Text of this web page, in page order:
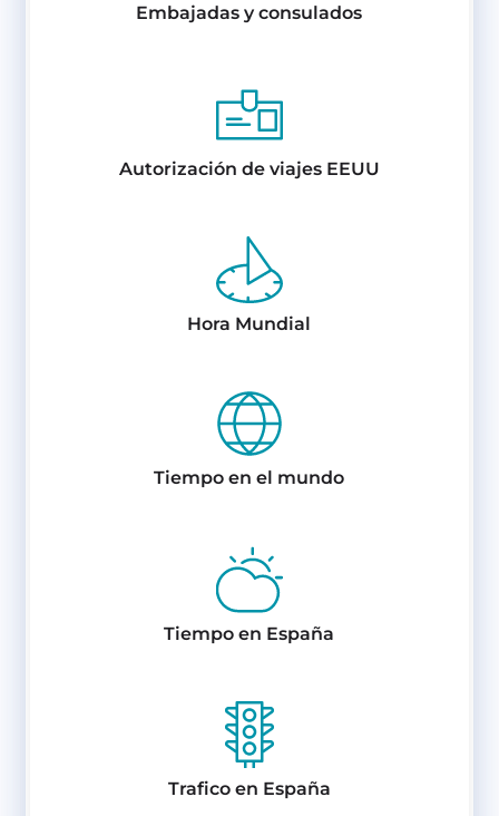
Embajadas y consulados
Autorización de viajes EEUU
Hora Mundial
Tiempo en el mundo
Tiempo en España
Trafico en España